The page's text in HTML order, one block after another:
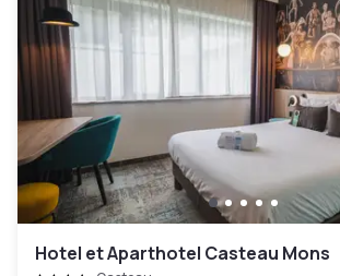
Hotel et Aparthotel Casteau Mons